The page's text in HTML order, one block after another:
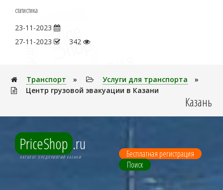
статистика
23-11-2023
27-11-2023
342
Транспорт » Услуги для транспорта
»
Центр грузовой эвакуации в Казани
Казань
PriceShop .ru
КАТАЛОГ ПРЕДПРИЯТИЙ КАЗАНИ
Бесплатная регистрация
Поиск